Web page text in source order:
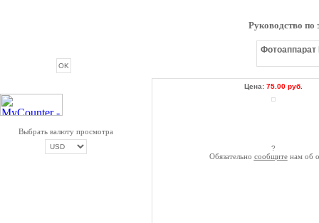
Выбрать валюту просмотра
Руководство по
Фотоаппарат
Цена: 75.00 руб.
?
Обязательно сообщитенам об